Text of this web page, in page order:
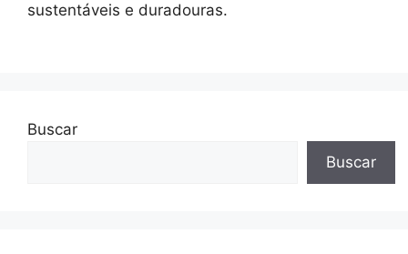
sustentáveis e duradouras.
Buscar
Buscar